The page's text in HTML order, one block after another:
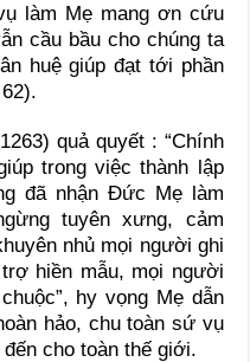
làm Mẹ mang ơn cứu
cầu bầu cho chúng ta
huệ giúp đạt tới phần
quả quyết : “Chính
trong việc thành lập
đã nhận Đức Mẹ làm
tuyên xưng, cảm
nhủ mọi người ghi
hiền mẫu, mọi người
hy vọng Mẹ dẫn
hảo, chu toàn sứ vụ
cho toàn thế giới.